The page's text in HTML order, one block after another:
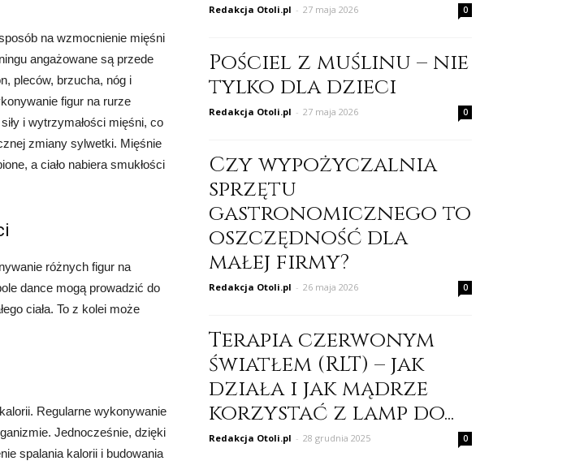
na wzmocnienie mięśni
angażowane są przede
pleców, brzucha, nóg i
figur na rurze
i wytrzymałości mięśni, co
zmiany sylwetki. Mięśnie
a ciało nabiera smukłości
różnych figur na
dance mogą prowadzić do
ciała. To z kolei może
Regularne wykonywanie
Jednocześnie, dzięki
spalania kalorii i budowania
Redakcja Otoli.pl - 27 maja 2026 0
Pościel z muślinu – nie
tylko dla dzieci
Redakcja Otoli.pl - 27 maja 2026 0
Czy wypożyczalnia
sprzętu
gastronomicznego to
oszczędność dla
małej firmy?
Redakcja Otoli.pl - 26 maja 2026 0
Terapia czerwonym
światłem (RLT) – jak
działa i jak mądrze
korzystać z lamp do...
Redakcja Otoli.pl - 28 grudnia 2025 0